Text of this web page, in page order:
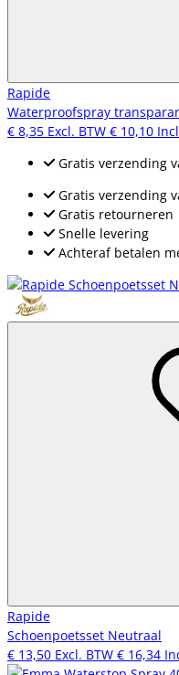
Rapide
Waterproofspray
€ 8,35 Excl. BTW € 10,10
Gratis verzending
Gratis verzending
Gratis retourneren
Snelle levering
Achteraf betalen
Rapide
Schoenpoetsset Neutraal
€ 13,50 Excl. BTW € 16,34